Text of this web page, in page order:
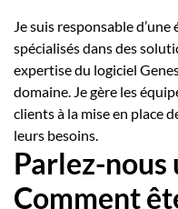
Je suis responsable
spécialisés dans des
expertise du logiciel
domaine. Je gère les
clients à la mise en place
leurs besoins.
Parlez-nous
Comment